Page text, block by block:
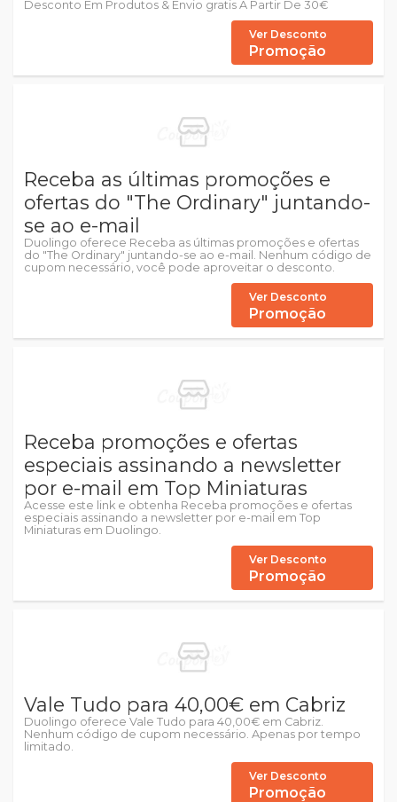
Desconto Em Produtos & Envio gratis A Partir De 30€
Ver Desconto
Promoção
Receba as últimas promoções e
ofertas do "The Ordinary" juntando-
se ao e-mail
Duolingo oferece Receba as últimas promoções e ofertas
do "The Ordinary" juntando-se ao e-mail. Nenhum código de
cupom necessário, você pode aproveitar o desconto.
Ver Desconto
Promoção
Receba promoções e ofertas
especiais assinando a newsletter
por e-mail em Top Miniaturas
Acesse este link e obtenha Receba promoções e ofertas
especiais assinando a newsletter por e-mail em Top
Miniaturas em Duolingo.
Ver Desconto
Promoção
Vale Tudo para 40,00€ em Cabriz
Duolingo oferece Vale Tudo para 40,00€ em Cabriz.
Nenhum código de cupom necessário. Apenas por tempo
limitado.
Ver Desconto
Promoção